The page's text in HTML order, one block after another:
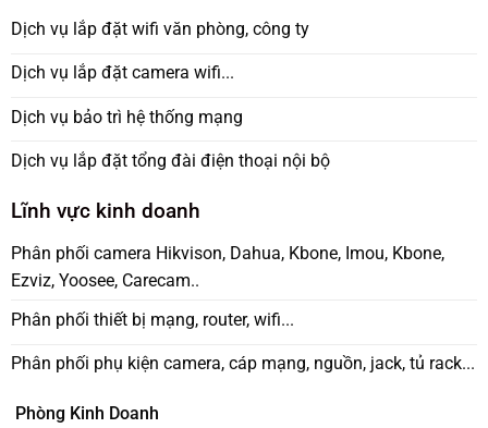
Dịch vụ lắp đặt wifi văn phòng, công ty
Dịch vụ lắp đặt camera wifi...
Dịch vụ bảo trì hệ thống mạng
Dịch vụ lắp đặt tổng đài điện thoại nội bộ
Lĩnh vực kinh doanh
Phân phối camera Hikvison, Dahua, Kbone, Imou, Kbone,
Ezviz, Yoosee, Carecam..
Phân phối thiết bị mạng, router, wifi...
Phân phối phụ kiện camera, cáp mạng, nguồn, jack, tủ rack...
Phòng Kinh Doanh